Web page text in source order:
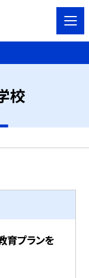
校
プランを